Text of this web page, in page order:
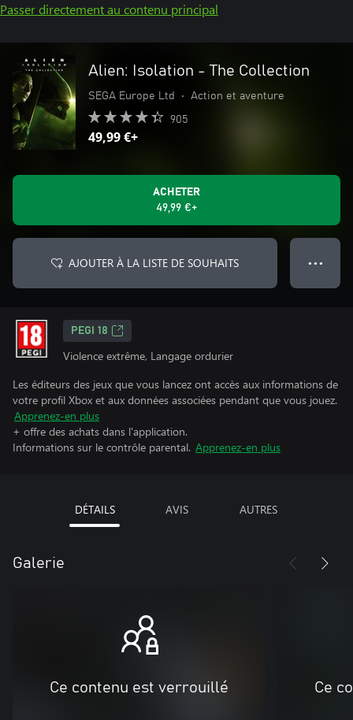
Passer directement au contenu principal
Alien: Isolation - The Collection
SEGA Europe Ltd • Action et aventure
905
49,99 €+
ACHETER
49,99 €+
AJOUTER À LA LISTE DE SOUHAITS ● ● ●
PEGI 18
Violence extrême, Langage ordurier
Les éditeurs des jeux que vous lancez ont accès aux informations de
votre profil Xbox et aux données associées pendant que vous jouez.
Apprenez-en plus
+ offre des achats dans l'application.
Informations sur le contrôle parental. Apprenez-en plus
DÉTAILS AVIS AUTRES
Galerie
Ce contenu est verrouillé Ce